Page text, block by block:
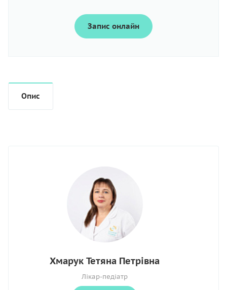
Запис онлайн
Опис
Хмарук Тетяна Петрівна
Лікар-педіатр